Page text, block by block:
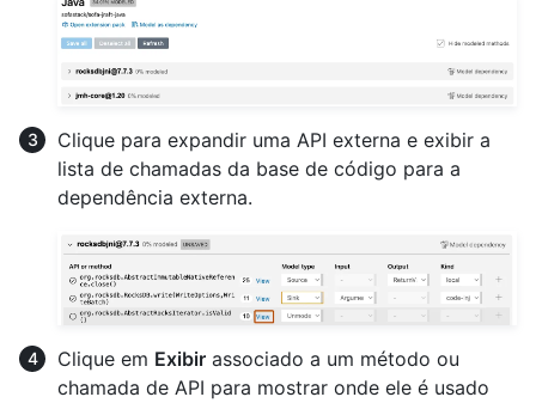
Clique para expandir uma API externa e exibir a
lista de chamadas da base de código para a
dependência externa.
Clique em Exibir associado a um método ou
chamada de API para mostrar onde ele é usado